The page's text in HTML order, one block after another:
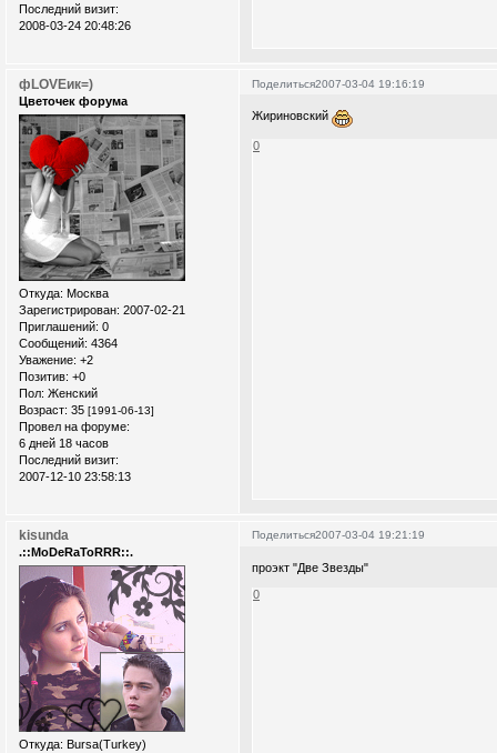
Последний визит:
2008-03-24 20:48:26
Поделиться2007-03-04 19:16:19
фLOVEик=)
Цветочек форума
Откуда: Москва
Зарегистрирован: 2007-02-21
Приглашений: 0
Сообщений: 4364
Уважение: +2
Позитив: +0
Пол: Женский
Возраст: 35 [1991-06-13]
Провел на форуме:
6 дней 18 часов
Последний визит:
2007-12-10 23:58:13
Жириновский
0
Поделиться2007-03-04 19:21:19
kisunda
.::MoDeRaToRRR::.
Откуда: Bursa(Turkey)
проэкт "Две Звезды"
0